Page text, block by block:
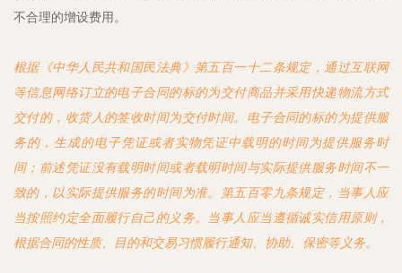
不合理的增设费用。
根据《中华人民共和国民法典》第五百一十二条规定，通过互联网
等信息网络订立的电子合同的标的为交付商品并采用快递物流方式
交付的，收货人的签收时间为交付时间。电子合同的标的为提供服
务的，生成的电子凭证或者实物凭证中载明的时间为提供服务时
间；前述凭证没有载明时间或者载明时间与实际提供服务时间不一
致的，以实际提供服务的时间为准。第五百零九条规定，当事人应
当按照约定全面履行自己的义务。当事人应当遵循诚实信用原则，
根据合同的性质、目的和交易习惯履行通知、协助、保密等义务。